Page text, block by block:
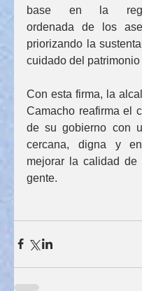
base en la
ordenada de los
priorizando la
cuidado del patrimonio
Con esta firma, la
Camacho reafirma el
de su gobierno con
cercana, digna y
mejorar la calidad de
gente.